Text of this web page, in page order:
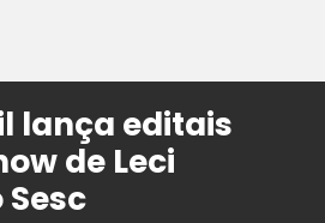
lança editais
de Leci